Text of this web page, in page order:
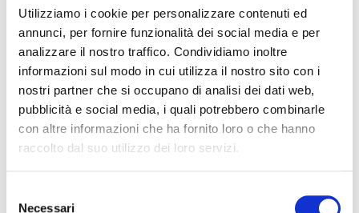
Utilizziamo i cookie per personalizzare contenuti ed
annunci, per fornire funzionalità dei social media e per
analizzare il nostro traffico. Condividiamo inoltre
informazioni sul modo in cui utilizza il nostro sito con i
nostri partner che si occupano di analisi dei dati web,
pubblicità e social media, i quali potrebbero combinarle
con altre informazioni che ha fornito loro o che hanno
raccolto dal suo utilizzo dei loro servizi.
Necessari
obtaining financing for education. BAC personal loans help
you meet every need.
Leasing
Whether you are leasing real or movable property, cars,
boats or planes, BAC supports your requirements and
allows you to use the assets you need immediately by